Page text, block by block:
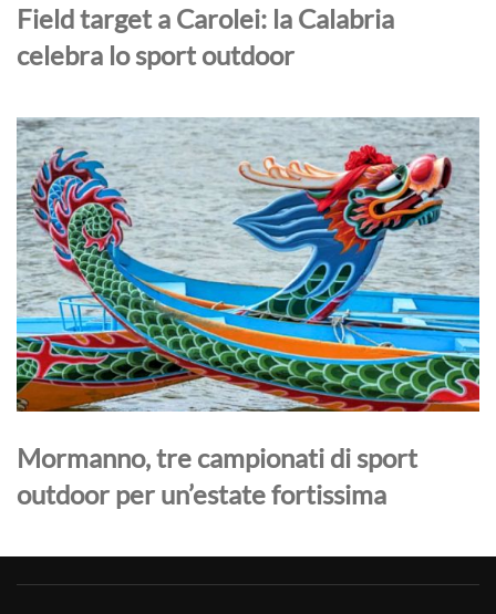
Field target a Carolei: la Calabria
celebra lo sport outdoor
Mormanno, tre campionati di sport
outdoor per un’estate fortissima